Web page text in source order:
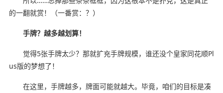
的一翻就赏！（一番赏：？）
手牌？越多越划算！
觉得5张手牌太少？那就扩充手牌规模，谁还没个皇家同花顺Pl
us版的梦想了！
在这里，手牌越多，牌面可能就越大。毕竟，咱们的目标是凑